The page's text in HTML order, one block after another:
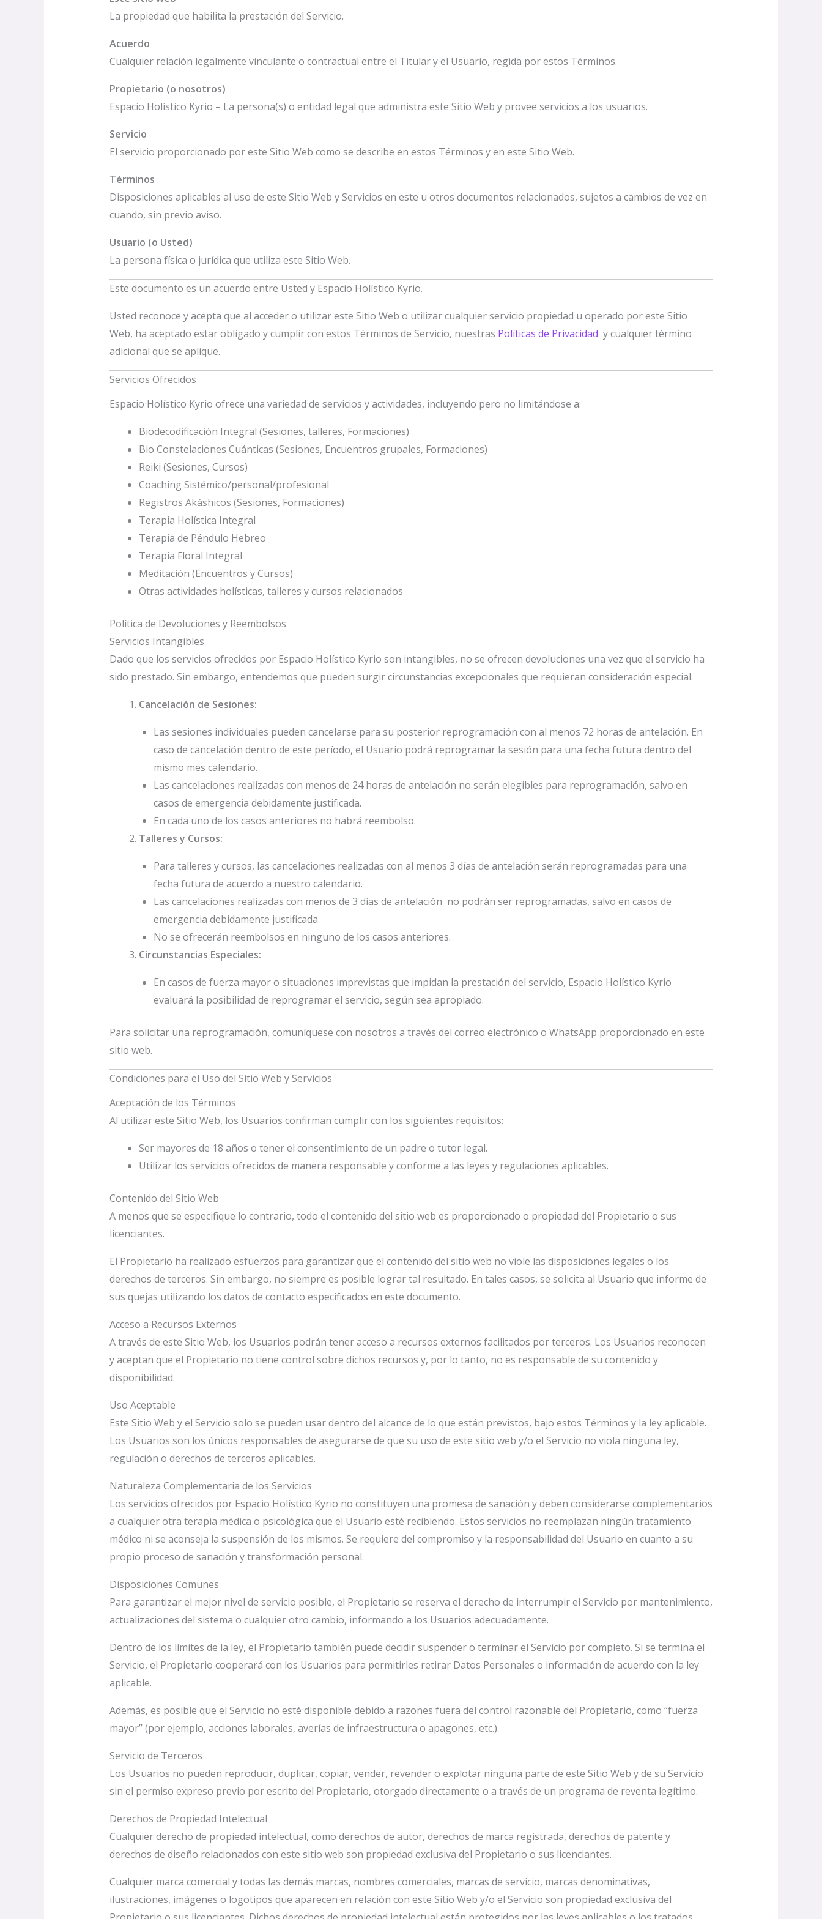
La propiedad que habilita la prestación del Servicio.
Acuerdo
Cualquier relación legalmente vinculante o contractual entre el Titular y el Usuario, regida por estos Términos.
Propietario (o nosotros)
Espacio Holístico Kyrio – La persona(s) o entidad legal que administra este Sitio Web y provee servicios a los usuarios.
Servicio
El servicio proporcionado por este Sitio Web como se describe en estos Términos y en este Sitio Web.
Términos
Disposiciones aplicables al uso de este Sitio Web y Servicios en este u otros documentos relacionados, sujetos a cambios de vez en
cuando, sin previo aviso.
Usuario (o Usted)
La persona física o jurídica que utiliza este Sitio Web.
Este documento es un acuerdo entre Usted y Espacio Holístico Kyrio.
Usted reconoce y acepta que al acceder o utilizar este Sitio Web o utilizar cualquier servicio propiedad u operado por este Sitio
Web, ha aceptado estar obligado y cumplir con estos Términos de Servicio, nuestras Políticas de Privacidad y cualquier término
adicional que se aplique.
Servicios Ofrecidos
Espacio Holístico Kyrio ofrece una variedad de servicios y actividades, incluyendo pero no limitándose a:
Biodecodificación Integral (Sesiones, talleres, Formaciones)
Bio Constelaciones Cuánticas (Sesiones, Encuentros grupales, Formaciones)
Reiki (Sesiones, Cursos)
Coaching Sistémico/personal/profesional
Registros Akáshicos (Sesiones, Formaciones)
Terapia Holística Integral
Terapia de Péndulo Hebreo
Terapia Floral Integral
Meditación (Encuentros y Cursos)
Otras actividades holísticas, talleres y cursos relacionados
Política de Devoluciones y Reembolsos
Servicios Intangibles
Dado que los servicios ofrecidos por Espacio Holístico Kyrio son intangibles, no se ofrecen devoluciones una vez que el servicio ha
sido prestado. Sin embargo, entendemos que pueden surgir circunstancias excepcionales que requieran consideración especial.
Cancelación de Sesiones:
Las sesiones individuales pueden cancelarse para su posterior reprogramación con al menos 72 horas de antelación. En
caso de cancelación dentro de este período, el Usuario podrá reprogramar la sesión para una fecha futura dentro del
mismo mes calendario.
Las cancelaciones realizadas con menos de 24 horas de antelación no serán elegibles para reprogramación, salvo en
casos de emergencia debidamente justificada.
En cada uno de los casos anteriores no habrá reembolso.
Talleres y Cursos:
Para talleres y cursos, las cancelaciones realizadas con al menos 3 días de antelación serán reprogramadas para una
fecha futura de acuerdo a nuestro calendario.
Las cancelaciones realizadas con menos de 3 días de antelación no podrán ser reprogramadas, salvo en casos de
emergencia debidamente justificada.
No se ofrecerán reembolsos en ninguno de los casos anteriores.
Circunstancias Especiales:
En casos de fuerza mayor o situaciones imprevistas que impidan la prestación del servicio, Espacio Holístico Kyrio
evaluará la posibilidad de reprogramar el servicio, según sea apropiado.
Para solicitar una reprogramación, comuníquese con nosotros a través del correo electrónico o WhatsApp proporcionado en este
sitio web.
Condiciones para el Uso del Sitio Web y Servicios
Aceptación de los Términos
Al utilizar este Sitio Web, los Usuarios confirman cumplir con los siguientes requisitos:
Ser mayores de 18 años o tener el consentimiento de un padre o tutor legal.
Utilizar los servicios ofrecidos de manera responsable y conforme a las leyes y regulaciones aplicables.
Contenido del Sitio Web
A menos que se especifique lo contrario, todo el contenido del sitio web es proporcionado o propiedad del Propietario o sus
licenciantes.
El Propietario ha realizado esfuerzos para garantizar que el contenido del sitio web no viole las disposiciones legales o los
derechos de terceros. Sin embargo, no siempre es posible lograr tal resultado. En tales casos, se solicita al Usuario que informe de
sus quejas utilizando los datos de contacto especificados en este documento.
Acceso a Recursos Externos
A través de este Sitio Web, los Usuarios podrán tener acceso a recursos externos facilitados por terceros. Los Usuarios reconocen
y aceptan que el Propietario no tiene control sobre dichos recursos y, por lo tanto, no es responsable de su contenido y
disponibilidad.
Uso Aceptable
Este Sitio Web y el Servicio solo se pueden usar dentro del alcance de lo que están previstos, bajo estos Términos y la ley aplicable.
Los Usuarios son los únicos responsables de asegurarse de que su uso de este sitio web y/o el Servicio no viola ninguna ley,
regulación o derechos de terceros aplicables.
Naturaleza Complementaria de los Servicios
Los servicios ofrecidos por Espacio Holístico Kyrio no constituyen una promesa de sanación y deben considerarse complementarios
a cualquier otra terapia médica o psicológica que el Usuario esté recibiendo. Estos servicios no reemplazan ningún tratamiento
médico ni se aconseja la suspensión de los mismos. Se requiere del compromiso y la responsabilidad del Usuario en cuanto a su
propio proceso de sanación y transformación personal.
Disposiciones Comunes
Para garantizar el mejor nivel de servicio posible, el Propietario se reserva el derecho de interrumpir el Servicio por mantenimiento,
actualizaciones del sistema o cualquier otro cambio, informando a los Usuarios adecuadamente.
Dentro de los límites de la ley, el Propietario también puede decidir suspender o terminar el Servicio por completo. Si se termina el
Servicio, el Propietario cooperará con los Usuarios para permitirles retirar Datos Personales o información de acuerdo con la ley
aplicable.
Además, es posible que el Servicio no esté disponible debido a razones fuera del control razonable del Propietario, como “fuerza
mayor” (por ejemplo, acciones laborales, averías de infraestructura o apagones, etc.).
Servicio de Terceros
Los Usuarios no pueden reproducir, duplicar, copiar, vender, revender o explotar ninguna parte de este Sitio Web y de su Servicio
sin el permiso expreso previo por escrito del Propietario, otorgado directamente o a través de un programa de reventa legítimo.
Derechos de Propiedad Intelectual
Cualquier derecho de propiedad intelectual, como derechos de autor, derechos de marca registrada, derechos de patente y
derechos de diseño relacionados con este sitio web son propiedad exclusiva del Propietario o sus licenciantes.
Cualquier marca comercial y todas las demás marcas, nombres comerciales, marcas de servicio, marcas denominativas,
ilustraciones, imágenes o logotipos que aparecen en relación con este Sitio Web y/o el Servicio son propiedad exclusiva del